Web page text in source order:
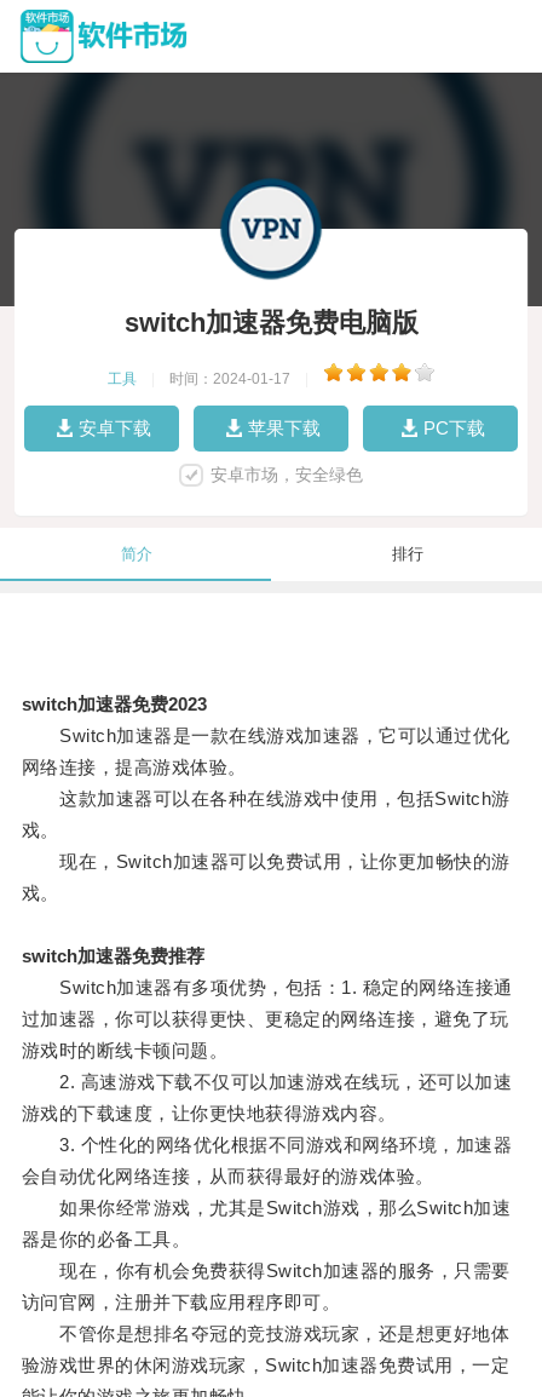
switch加速器免费电脑版
工具 时间：2024-01-17
安卓下载 苹果下载 PC下载
安卓市场，安全绿色
简介 排行
switch加速器免费2023
Switch加速器是一款在线游戏加速器，它可以通过优化
网络连接，提高游戏体验。
这款加速器可以在各种在线游戏中使用，包括Switch游
戏。
现在，Switch加速器可以免费试用，让你更加畅快的游
戏。
switch加速器免费推荐
Switch加速器有多项优势，包括：1. 稳定的网络连接通
过加速器，你可以获得更快、更稳定的网络连接，避免了玩
游戏时的断线卡顿问题。
2. 高速游戏下载不仅可以加速游戏在线玩，还可以加速
游戏的下载速度，让你更快地获得游戏内容。
3. 个性化的网络优化根据不同游戏和网络环境，加速器
会自动优化网络连接，从而获得最好的游戏体验。
如果你经常游戏，尤其是Switch游戏，那么Switch加速
器是你的必备工具。
现在，你有机会免费获得Switch加速器的服务，只需要
访问官网，注册并下载应用程序即可。
不管你是想排名夺冠的竞技游戏玩家，还是想更好地体
验游戏世界的休闲游戏玩家，Switch加速器免费试用，一定